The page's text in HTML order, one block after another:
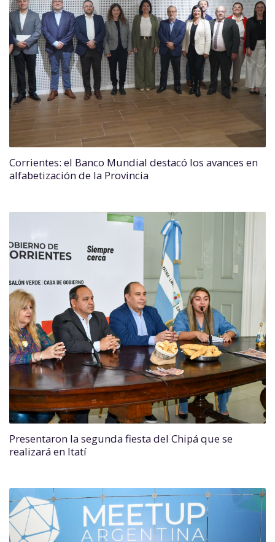
Corrientes: el Banco Mundial destacó los avances en
alfabetización de la Provincia
Presentaron la segunda fiesta del Chipá que se
realizará en Itatí